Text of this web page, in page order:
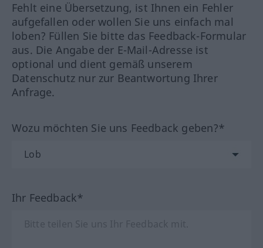
Fehlt eine Übersetzung, ist Ihnen ein Fehler
aufgefallen oder wollen Sie uns einfach mal
loben? Füllen Sie bitte das Feedback-Formular
aus. Die Angabe der E-Mail-Adresse ist
optional und dient gemäß unserem
Datenschutz nur zur Beantwortung Ihrer
Anfrage.
Wozu möchten Sie uns Feedback geben?*
Ihr Feedback*